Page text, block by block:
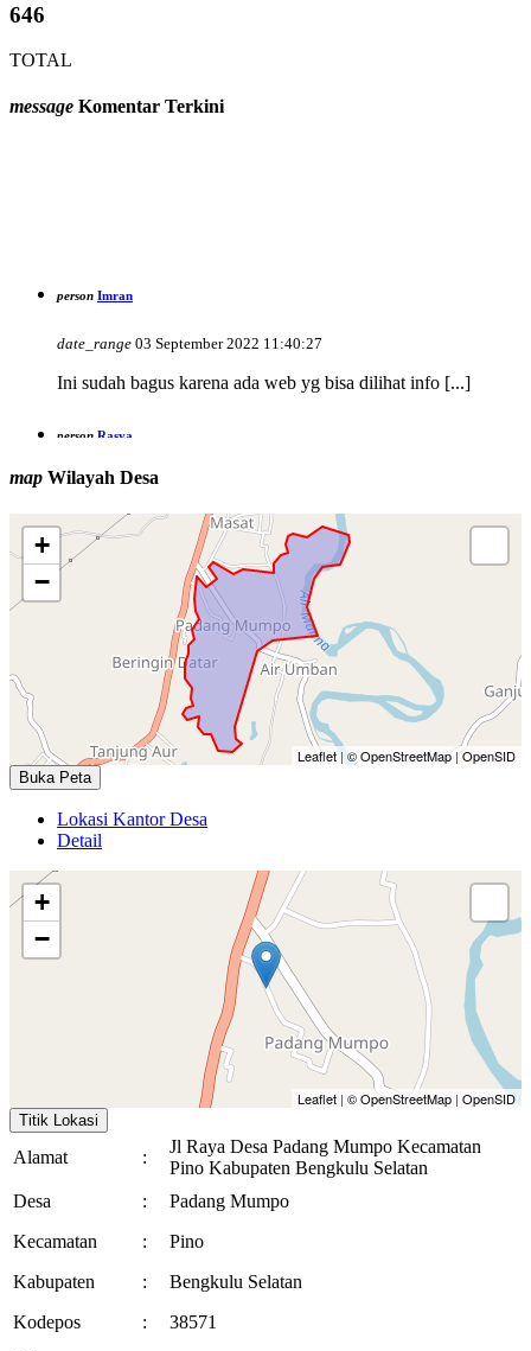
646
TOTAL
message Komentar Terkini
[...]
map Wilayah Desa
+
−
Leaflet | © OpenStreetMap | OpenSID
Buka Peta
Lokasi Kantor Desa
Detail
+
−
Leaflet | © OpenStreetMap | OpenSID
Titik Lokasi
Alamat :
Jl Raya Desa Padang Mumpo Kecamatan
Pino Kabupaten Bengkulu Selatan
Desa
:
Padang Mumpo
Kecamatan
:
Pino
Kabupaten
:
Bengkulu Selatan
Kodepos
:
38571